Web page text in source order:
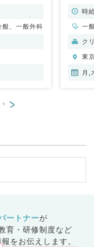
般、一般外科
にお時
一
ク
東
月,
>
ートナーが
育・研修制度など
をお伝えします。